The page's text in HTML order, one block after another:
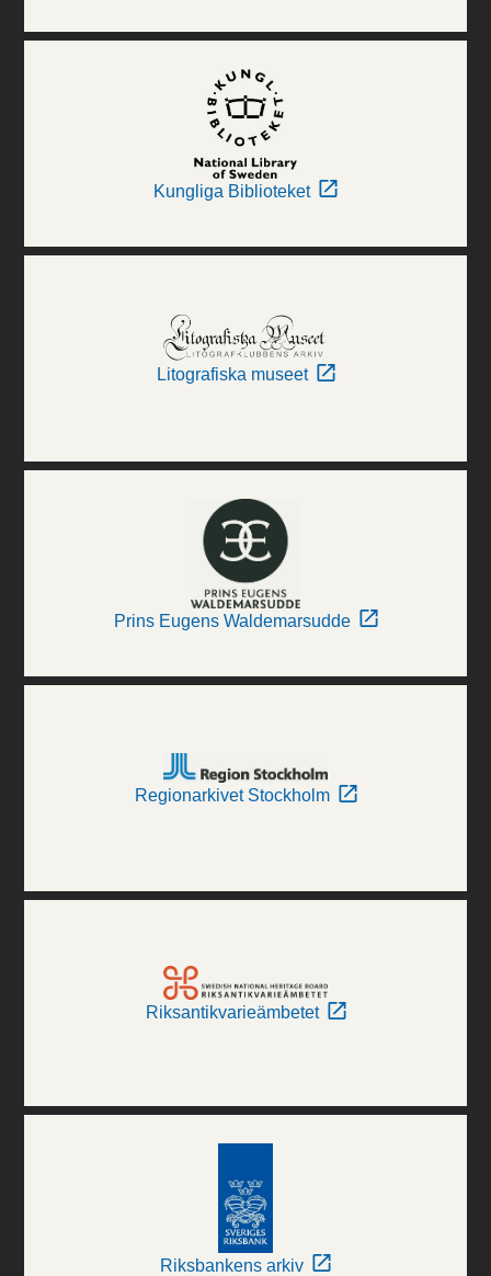
Kungliga Biblioteket
Litografiska museet
Prins Eugens Waldemarsudde
Regionarkivet Stockholm
Riksantikvarieämbetet
Riksbankens arkiv